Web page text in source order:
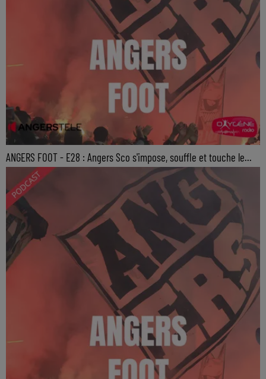
ANGERS FOOT - E28 : Angers Sco s'impose, souffle et touche le...